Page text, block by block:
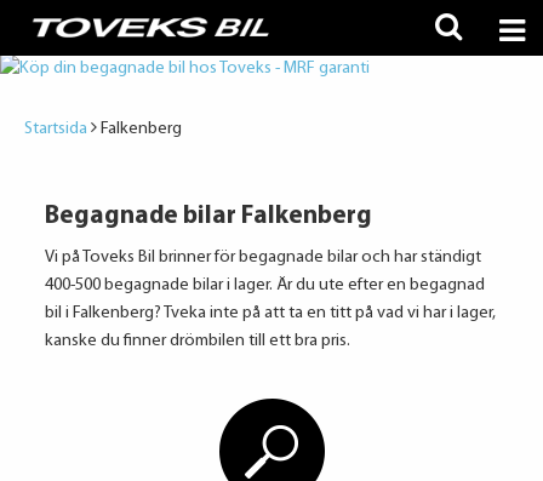
Startsida Falkenberg
Begagnade bilar Falkenberg
Vi på Toveks Bil brinner för begagnade bilar och har ständigt
400-500 begagnade bilar i lager. Är du ute efter en begagnad
bil i Falkenberg? Tveka inte på att ta en titt på vad vi har i lager,
kanske du finner drömbilen till ett bra pris.